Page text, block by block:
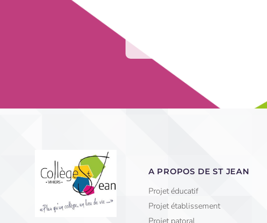
A PROPOS DE ST JEAN
Projet éducatif
Projet établissement